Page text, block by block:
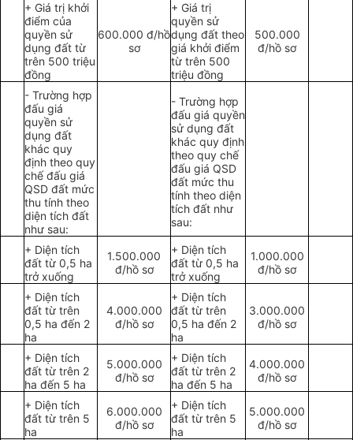
+ Giá trị khởi
điểm của
quyền sử
dụng đất từ
trên 500 triệu
đồng
600.000 đ/hồ
sơ
+ Giá trị
quyền sử
dụng đất theo
giá khởi điểm
từ trên 500
triệu đồng
500.000
đ/hồ sơ
- Trường hợp
đấu giá
quyền sử
dụng đất
khác quy
định theo quy
chế đấu giá
QSD đất mức
thu tính theo
diện tích đất
như sau:
- Trường hợp
đấu giá quyền
sử dụng đất
khác quy định
theo quy chế
đấu giá QSD
đất mức thu
tính theo diện
tích đất như
sau:
+ Diện tích
đất từ 0,5 ha
trở xuống
1.500.000
đ/hồ sơ
+ Diện tích
đất từ 0,5 ha
trở xuống
1.000.000
đ/hồ sơ
+ Diện tích
đất từ trên
0,5 ha đến 2
ha
4.000.000
đ/hồ sơ
+ Diện tích
đất từ trên
0,5 ha đến 2
ha
3.000.000
đ/hồ sơ
+ Diện tích
đất từ trên 2
ha đến 5 ha
5.000.000
đ/hồ sơ
+ Diện tích
đất từ trên 2
ha đến 5 ha
4.000.000
đ/hồ sơ
+ Diện tích
đất từ trên 5
ha
6.000.000
đ/hồ sơ
+ Diện tích
đất từ trên 5
ha
5.000.000
đ/hồ sơ